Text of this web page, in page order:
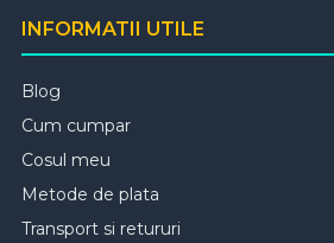
INFORMATII UTILE
Blog
Cum cumpar
Cosul meu
Metode de plata
Transport si retururi